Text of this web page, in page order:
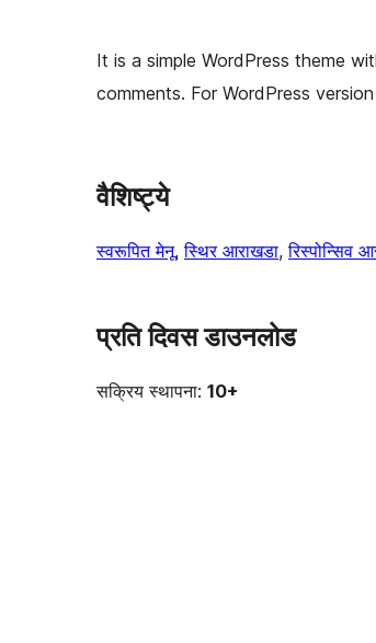
It is a simple WordPress theme
comments. For WordPress
वैशिष्ट्ये
स्वरूपित मेनू, स्थिर आराखडा, रिस्पोन्सिव
प्रति दिवस डाउनलोड
सक्रिय स्थापना: 10+